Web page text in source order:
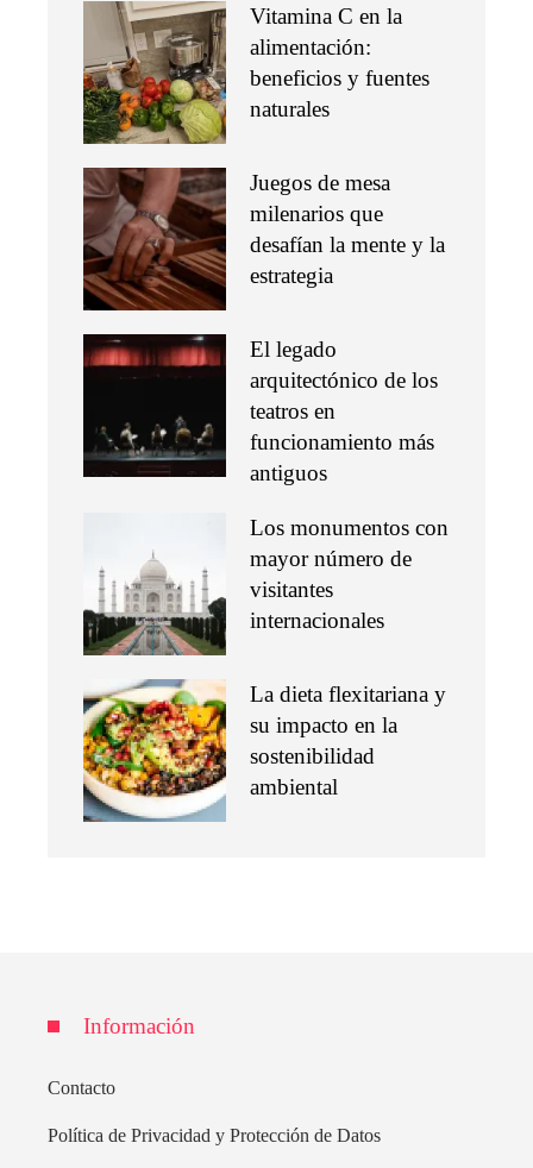
Vitamina C en la
alimentación:
beneficios y fuentes
naturales
Juegos de mesa
milenarios que
desafían la mente y la
estrategia
El legado
arquitectónico de los
teatros en
funcionamiento más
antiguos
Los monumentos con
mayor número de
visitantes
internacionales
La dieta flexitariana y
su impacto en la
sostenibilidad
ambiental
Información
Contacto
Política de Privacidad y Protección de Datos